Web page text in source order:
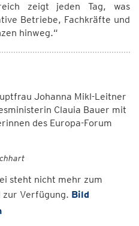
zeigt jeden Tag, was
Betriebe, Fachkräfte und
hinweg.“
Johanna Mikl-Leitner
Clauia Bauer mit
des Europa-Forum
steht nicht mehr zum
zur Verfügung. Bild